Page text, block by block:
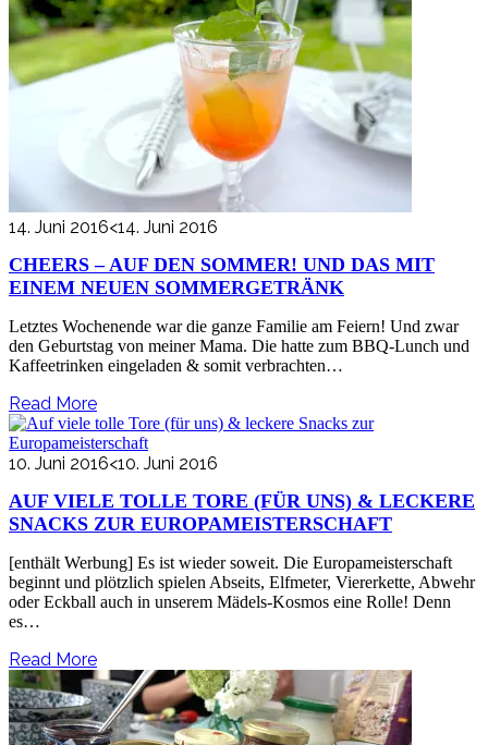
14. Juni 2016<14. Juni 2016
CHEERS – AUF DEN SOMMER! UND DAS MIT
EINEM NEUEN SOMMERGETRÄNK
Letztes Wochenende war die ganze Familie am Feiern! Und zwar
den Geburtstag von meiner Mama. Die hatte zum BBQ-Lunch und
Kaffeetrinken eingeladen & somit verbrachten…
Read More
10. Juni 2016<10. Juni 2016
AUF VIELE TOLLE TORE (FÜR UNS) & LECKERE
SNACKS ZUR EUROPAMEISTERSCHAFT
[enthält Werbung] Es ist wieder soweit. Die Europameisterschaft
beginnt und plötzlich spielen Abseits, Elfmeter, Viererkette, Abwehr
oder Eckball auch in unserem Mädels-Kosmos eine Rolle! Denn
es…
Read More